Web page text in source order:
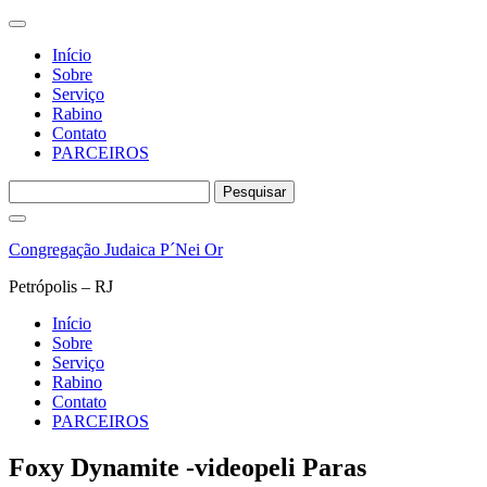
Início
Sobre
Serviço
Rabino
Contato
PARCEIROS
por:
Pular
o
Congregação Judaica P´Nei Or
Petrópolis – RJ
Início
Sobre
Serviço
Rabino
Contato
PARCEIROS
Foxy Dynamite -videopeli Paras